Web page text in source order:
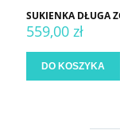
SUKIENKA DŁUGA
559,00 zł
DO KOSZYKA